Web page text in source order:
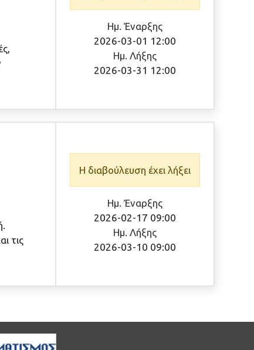
Ημ. Έναρξης
2026-03-01 12:00
Ημ. Λήξης
2026-03-31 12:00
τις
Η διαβούλευση έχει λήξει
Ημ. Έναρξης
2026-02-17 09:00
Ημ. Λήξης
2026-03-10 09:00